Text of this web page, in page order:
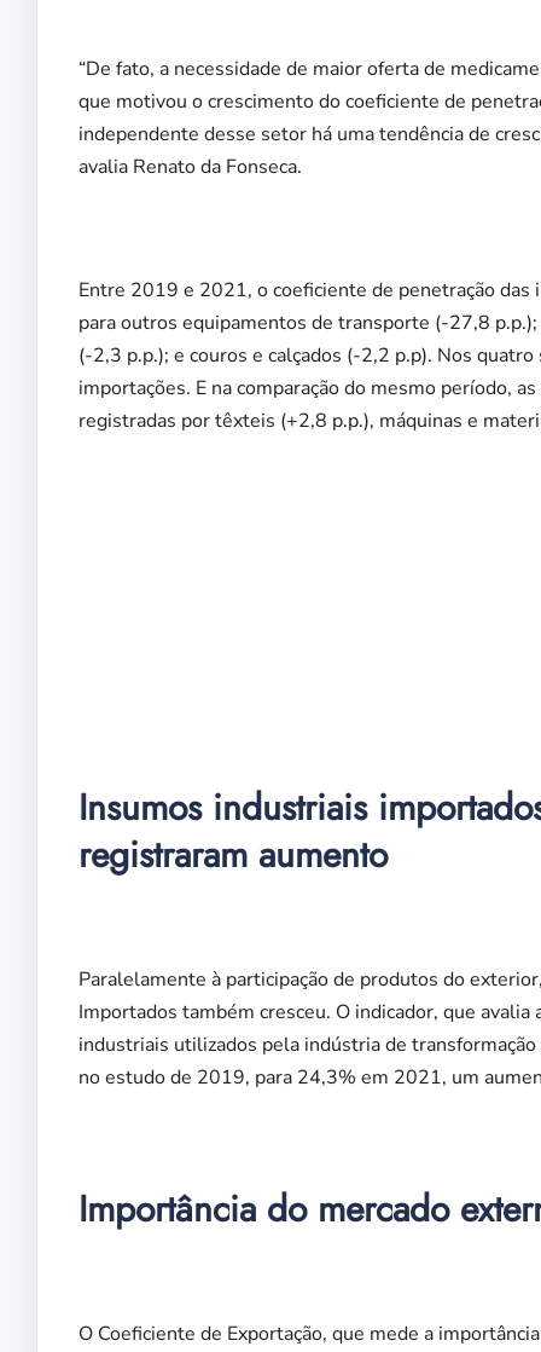
“De fato, a necessidade de maior oferta de
que motivou o crescimento do coeficiente de
independente desse setor há uma tendência de
avalia Renato da Fonseca.
Entre 2019 e 2021, o coeficiente de penetração
para outros equipamentos de transporte (-27,8
(-2,3 p.p.); e couros e calçados (-2,2 p.p). Nos
importações. E na comparação do mesmo período,
registradas por têxteis (+2,8 p.p.), máquinas e
Insumos industriais
registraram aumento
Paralelamente à participação de produtos do
Importados também cresceu. O indicador, que
industriais utilizados pela indústria de
no estudo de 2019, para 24,3% em 2021, um
Importância do mercado
O Coeficiente de Exportação, que mede a